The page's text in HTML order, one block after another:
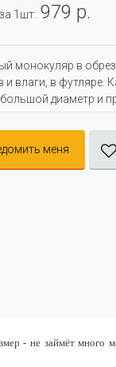
1шт: 979 р.
монокуляр в
и влаги, в футляре.
диаметр и
меня
- не займёт много